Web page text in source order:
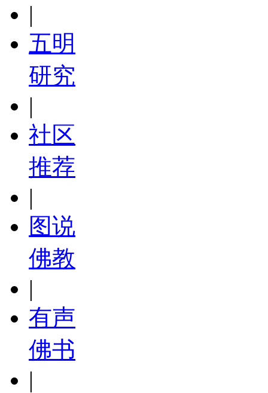
|
五明
研究
|
社区
推荐
|
图说
佛教
|
有声
佛书
|